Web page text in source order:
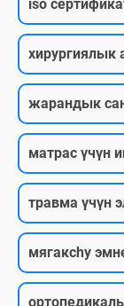
iso
хирургиялык
жарандык
матрас үчүн
травма үчүн
мягакchy